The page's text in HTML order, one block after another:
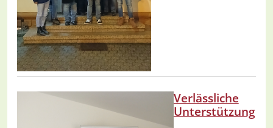
Verlässliche
Unterstützung